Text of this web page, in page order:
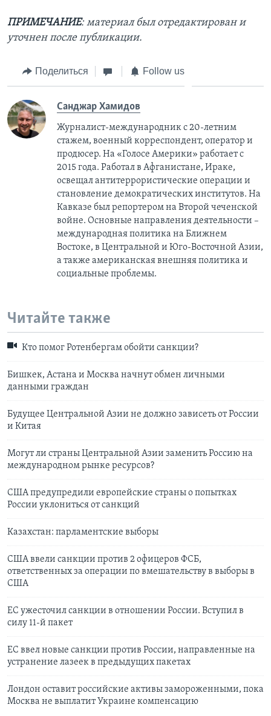
ПРИМЕЧАНИЕ: материал был отредактирован и
уточнен после публикации.
Поделиться Follow us
Санджар Хамидов
Журналист-международник с 20-летним
стажем, военный корреспондент, оператор и
продюсер. На «Голосе Америки» работает с
2015 года. Работал в Афганистане, Ираке,
освещал антитеррористические операции и
становление демократических институтов. На
Кавказе был репортером на Второй чеченской
войне. Основные направления деятельности –
международная политика на Ближнем
Востоке, в Центральной и Юго-Восточной Азии,
a также американская внешняя политика и
социальные проблемы.
Читайте также
Кто помог Ротенбергам обойти санкции?
Бишкек, Астана и Москва начнут обмен личными
данными граждан
Будущее Центральной Азии не должно зависеть от России
и Китая
Могут ли страны Центральной Азии заменить Россию на
международном рынке ресурсов?
США предупредили европейские страны о попытках
России уклониться от санкций
Казахстан: парламентские выборы
США ввели санкции против 2 офицеров ФСБ,
ответственных за операции по вмешательству в выборы в
США
ЕС ужесточил санкции в отношении России. Вступил в
силу 11-й пакет
ЕС ввел новые санкции против России, направленные на
устранение лазеек в предыдущих пакетах
Лондон оставит российские активы замороженными, пока
Москва не выплатит Украине компенсацию